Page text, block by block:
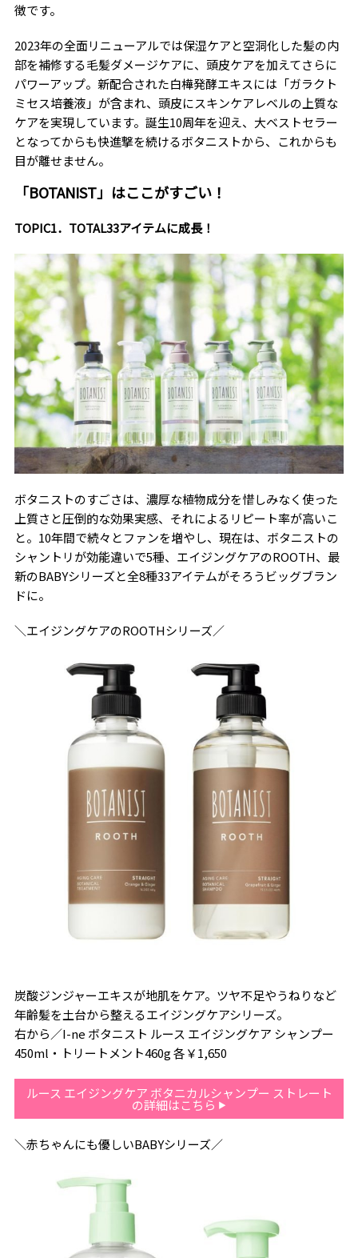
徴です。
2023年の全面リニューアルでは保湿ケアと空洞化した髪の内
部を補修する毛髪ダメージケアに、頭皮ケアを加えてさらに
パワーアップ。新配合された白樺発酵エキスには「ガラクト
ミセス培養液」が含まれ、頭皮にスキンケアレベルの上質な
ケアを実現しています。誕生10周年を迎え、大ベストセラー
となってからも快進撃を続けるボタニストから、これからも
目が離せません。
「BOTANIST」はここがすごい！
TOPIC1．TOTAL33アイテムに成長！
ボタニストのすごさは、濃厚な植物成分を惜しみなく使った
上質さと圧倒的な効果実感、それによるリピート率が高いこ
と。10年間で続々とファンを増やし、現在は、ボタニストの
シャントリが効能違いで5種、エイジングケアのROOTH、最
新のBABYシリーズと全8種33アイテムがそろうビッグブラン
ドに。
＼エイジングケアのROOTHシリーズ／
炭酸ジンジャーエキスが地肌をケア。ツヤ不足やうねりなど
年齢髪を土台から整えるエイジングケアシリーズ。
右から／I-ne ボタニスト ルース エイジングケア シャンプー
450ml・トリートメント460g 各￥1,650
ルース エイジングケア ボタニカルシャンプー ストレート
の詳細はこちら
＼赤ちゃんにも優しいBABYシリーズ／